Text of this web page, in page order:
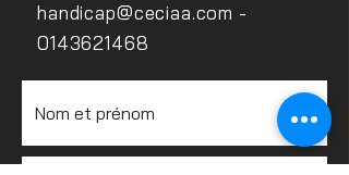
handicap@ceciaa.com -
0143621468